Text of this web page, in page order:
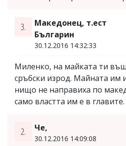
3.
Македонец, т.ест
Българин
30.12.2016 14:32:33
Миленко, на майката ти
сръбски изрод. Майната им
нищо не направиха по
само властта им е в главите.
2. Че,
30.12.2016 14:09:08